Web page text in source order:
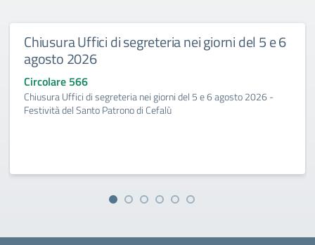
Chiusura Uffici di segreteria nei giorni del 5 e 6
agosto 2026
Circolare 566
Chiusura Uffici di segreteria nei giorni del 5 e 6 agosto 2026 -
Festività del Santo Patrono di Cefalù